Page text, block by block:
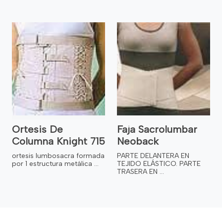
Ortesis De
Columna Knight 715
ortesis lumbosacra formada
por 1 estructura metálica ...
Faja Sacrolumbar
Neoback
PARTE DELANTERA EN
TEJIDO ELÁSTICO. PARTE
TRASERA EN ...